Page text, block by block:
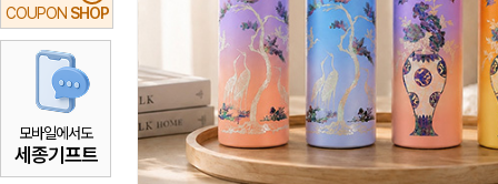
COUPON SHOP
모바일에서도
세종기프트